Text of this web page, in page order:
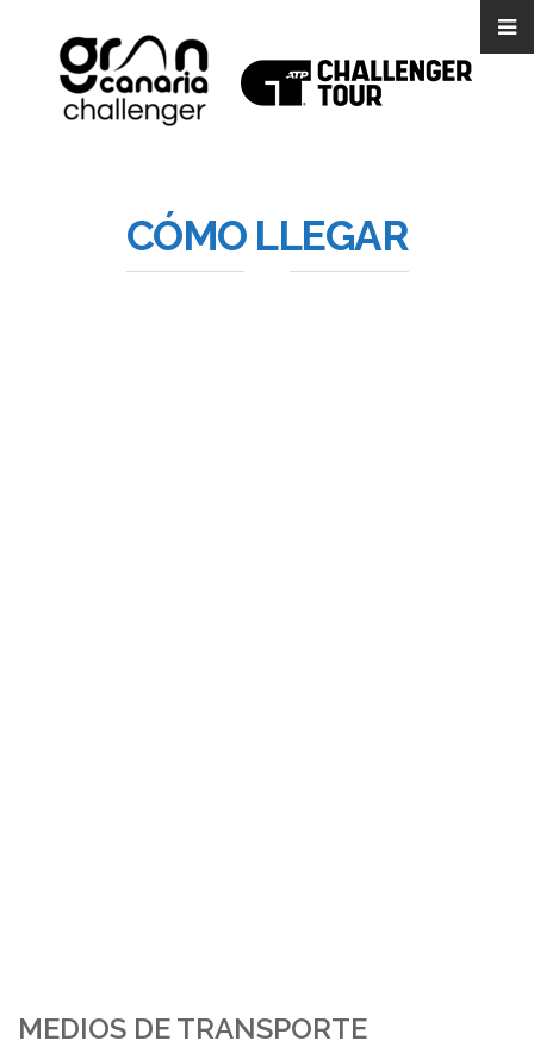
CÓMO LLEGAR
MEDIOS DE TRANSPORTE